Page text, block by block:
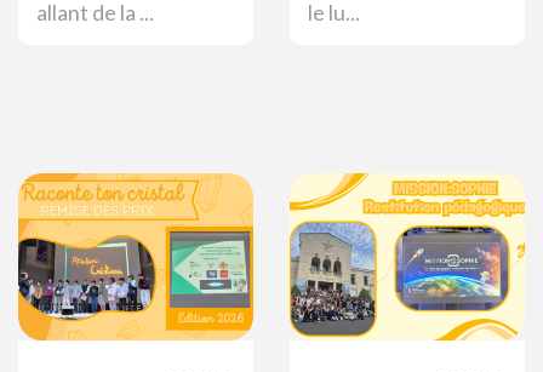
allant de la ...
le lu...